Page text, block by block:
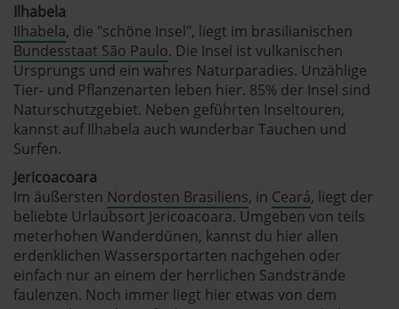
Ilhabela
Ilhabela, die "schöne Insel", liegt im brasilianischen
Bundesstaat São Paulo. Die Insel ist vulkanischen
Ursprungs und ein wahres Naturparadies. Unzählige
Tier- und Pflanzenarten leben hier. 85% der Insel sind
Naturschutzgebiet. Neben geführten Inseltouren,
kannst auf Ilhabela auch wunderbar Tauchen und
Surfen.
Jericoacoara
Im äußersten Nordosten Brasiliens, in Ceará, liegt der
beliebte Urlaubsort Jericoacoara. Umgeben von teils
meterhohen Wanderdünen, kannst du hier allen
erdenklichen Wassersportarten nachgehen oder
einfach nur an einem der herrlichen Sandstrände
faulenzen. Noch immer liegt hier etwas von dem